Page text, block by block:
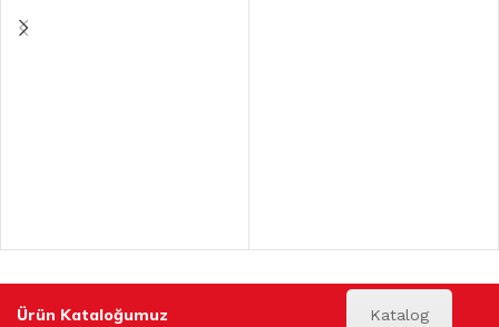
Ürün Kataloğumuz Katalog